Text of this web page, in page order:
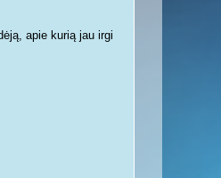
apie kurią jau irgi